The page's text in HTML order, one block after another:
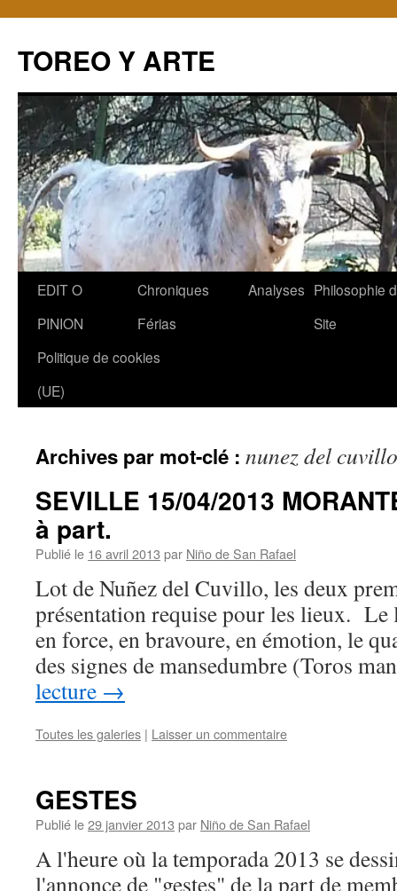
TOREO Y ARTE
Aller
contenu
EDIT O
PINION
Chroniques
Férias
Analyses Philosophie
Site
Politique de cookies
(UE)
Archives par mot-clé : nunez del cuvillo
SEVILLE 15/04/2013
à part.
Publié le 16 avril 2013 par Niño de San Rafael
Lot de Nuñez del Cuvillo, les deux
présentation requise pour les lieux. Le
en force, en bravoure, en émotion, le
des signes de mansedumbre (Toros
lecture →
Toutes les galeries | Laisser un commentaire
GESTES
Publié le29 janvier 2013 par Niño de San Rafael
A l'heure où la temporada 2013 se
l'annonce de "gestes" de la part de